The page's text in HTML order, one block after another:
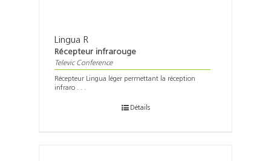
Lingua R
Récepteur infrarouge
Televic Conference
Récepteur Lingua léger permettant la réception
infraro . . .
Détails